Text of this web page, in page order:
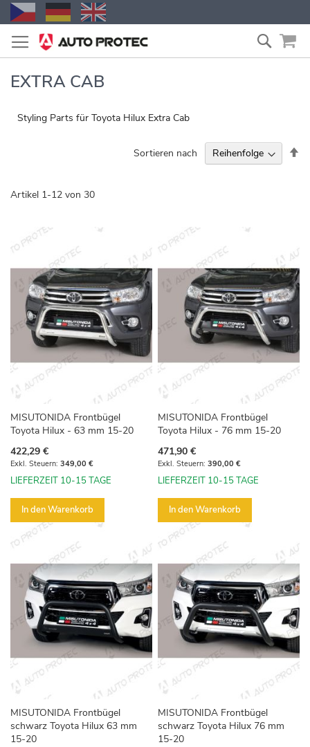
Zum
Inhalt
springen
Suche
EXTRA CAB
Styling Parts für Toyota Hilux Extra Cab
Artikel 1-12 von 30
Sortieren nach
MISUTONIDA Frontbügel
Toyota Hilux - 63 mm 15-20
422,29 €
349,00 €
LIEFERZEIT 10-15 TAGE
In den Warenkorb
MISUTONIDA Frontbügel
Toyota Hilux - 76 mm 15-20
471,90 €
390,00 €
LIEFERZEIT 10-15 TAGE
In den Warenkorb
MISUTONIDA Frontbügel
schwarz Toyota Hilux 63 mm
15-20
MISUTONIDA Frontbügel
schwarz Toyota Hilux 76 mm
15-20